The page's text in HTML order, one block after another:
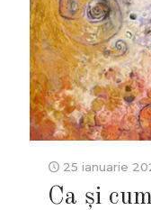
25 ianuarie
Ca și